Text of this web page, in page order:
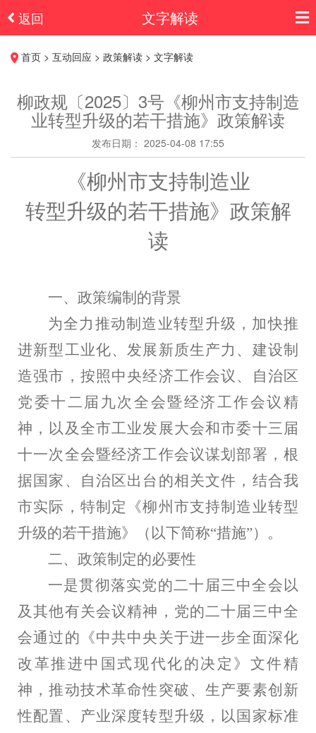
返回 文字解读
首页 > 互动回应 > 政策解读 > 文字解读
柳政规〔2025〕3号《柳州市支持制造
业转型升级的若干措施》政策解读
发布日期： 2025-04-08 17:55
《柳州市支持制造业
转型升级的若干措施》政策解
读
一、政策编制的背景
为全力推动制造业转型升级，加快推
进新型工业化、发展新质生产力、建设制
造强市，按照中央经济工作会议、自治区
党委十二届九次全会暨经济工作会议精
神，以及全市工业发展大会和市委十三届
十一次全会暨经济工作会议谋划部署，根
据国家、自治区出台的相关文件，结合我
市实际，特制定《柳州市支持制造业转型
升级的若干措施》（以下简称“措施”）。
二、政策制定的必要性
一是贯彻落实党的二十届三中全会以
及其他有关会议精神，党的二十届三中全
会通过的《中共中央关于进一步全面深化
改革推进中国式现代化的决定》文件精
神，推动技术革命性突破、生产要素创新
性配置、产业深度转型升级，以国家标准